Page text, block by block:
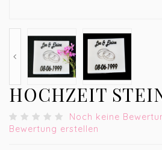
HOCHZEIT
Noch keine
Bewertung erstellen